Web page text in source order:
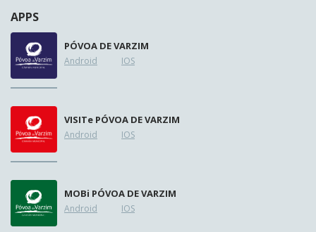
APPS
PÓVOA DE VARZIM
Android IOS
VISITe PÓVOA DE VARZIM
Android IOS
MOBi PÓVOA DE VARZIM
Android IOS